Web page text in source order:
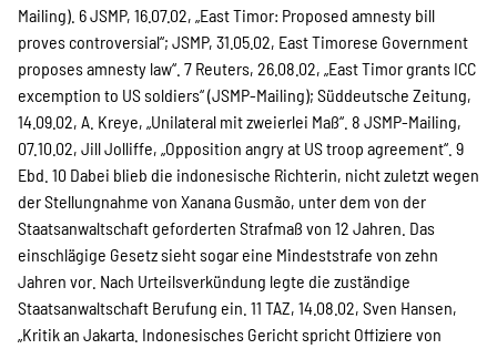
Mailing). 6 JSMP, 16.07.02, „East Timor: Proposed amnesty bill
proves controversial“; JSMP, 31.05.02, East Timorese Government
proposes amnesty law“. 7 Reuters, 26.08.02, „East Timor grants ICC
excemption to US soldiers“ (JSMP-Mailing); Süddeutsche Zeitung,
14.09.02, A. Kreye, „Unilateral mit zweierlei Maß“. 8 JSMP-Mailing,
07.10.02, Jill Jolliffe, „Opposition angry at US troop agreement“. 9
Ebd. 10 Dabei blieb die indonesische Richterin, nicht zuletzt wegen
der Stellungnahme von Xanana Gusmão, unter dem von der
Staatsanwaltschaft geforderten Strafmaß von 12 Jahren. Das
einschlägige Gesetz sieht sogar eine Mindeststrafe von zehn
Jahren vor. Nach Urteilsverkündung legte die zuständige
Staatsanwaltschaft Berufung ein. 11 TAZ, 14.08.02, Sven Hansen,
„Kritik an Jakarta. Indonesisches Gericht spricht Offiziere von